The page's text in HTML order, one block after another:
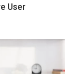
User